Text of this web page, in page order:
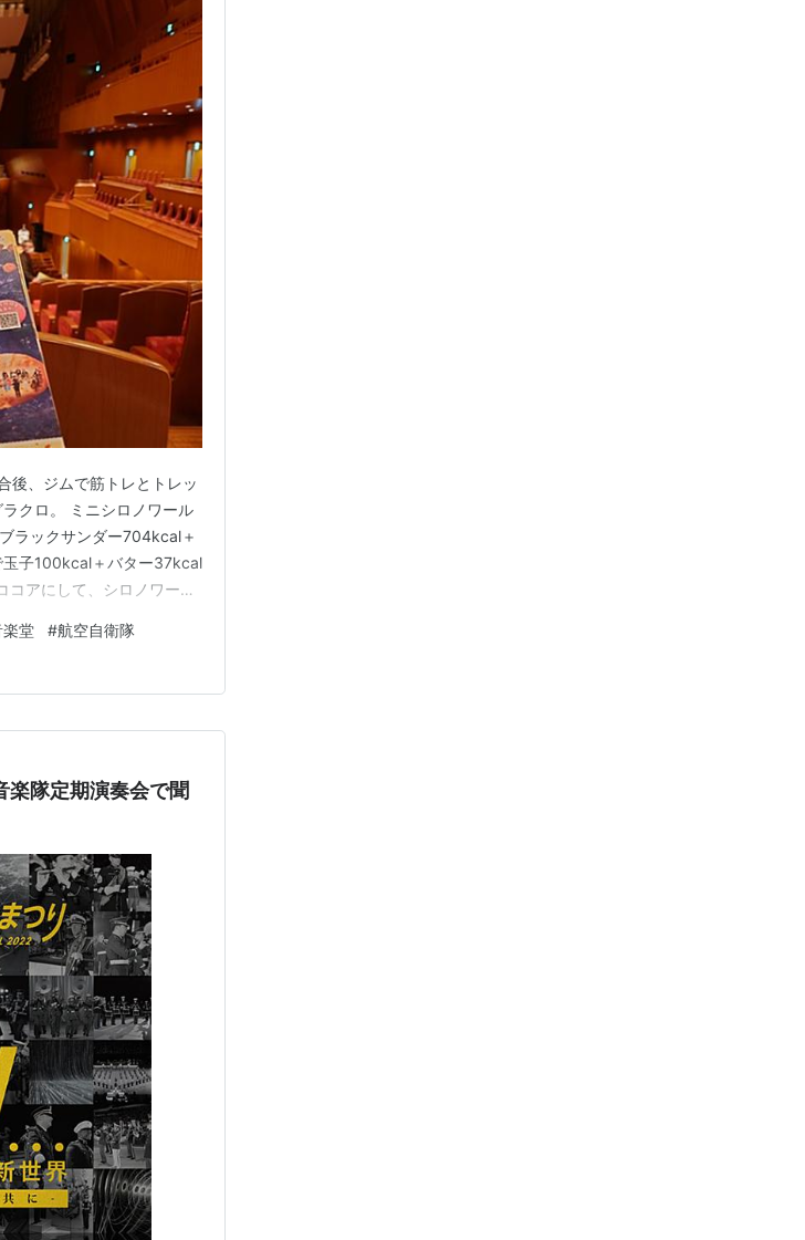
後、ジムで筋トレとトレッ
クロ。 ミニシロノワール
ラックサンダー704kcal＋
子100kcal＋バター37kcal
アにして、シロノワール
屋に住…
堂 #航空自衛隊
隊定期演奏会で聞